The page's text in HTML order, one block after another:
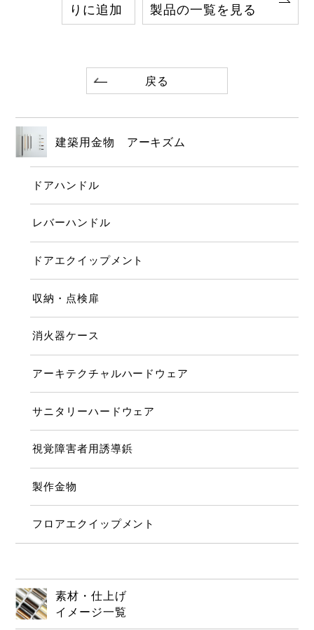
りに追加
製品の一覧を見る
戻る
建築用金物 アーキズム
ドアハンドル
レバーハンドル
ドアエクイップメント
収納・点検扉
消火器ケース
アーキテクチャルハードウェア
サニタリーハードウェア
視覚障害者用誘導鋲
製作金物
フロアエクイップメント
素材・仕上げ
イメージ一覧